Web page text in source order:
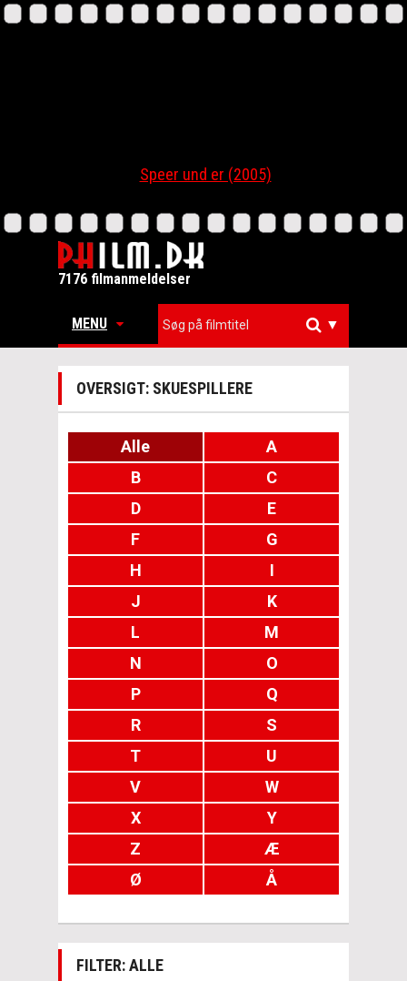
Speer und er (2005)
7176 filmanmeldelser
MENU ▼
OVERSIGT: SKUESPILLERE
Alle
A
B
C
D
E
F
G
H
I
J
K
L
M
N
O
P
Q
R
S
T
U
V
W
X
Y
Z
Æ
Ø
Å
FILTER: ALLE